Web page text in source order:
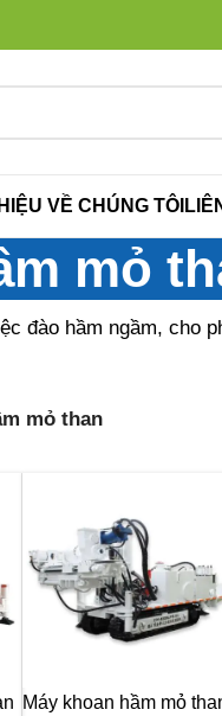
VỀ CHÚNG TÔI
mỏ
đào hầm ngầm, cho
mỏ than
Máy khoan hầm mỏ